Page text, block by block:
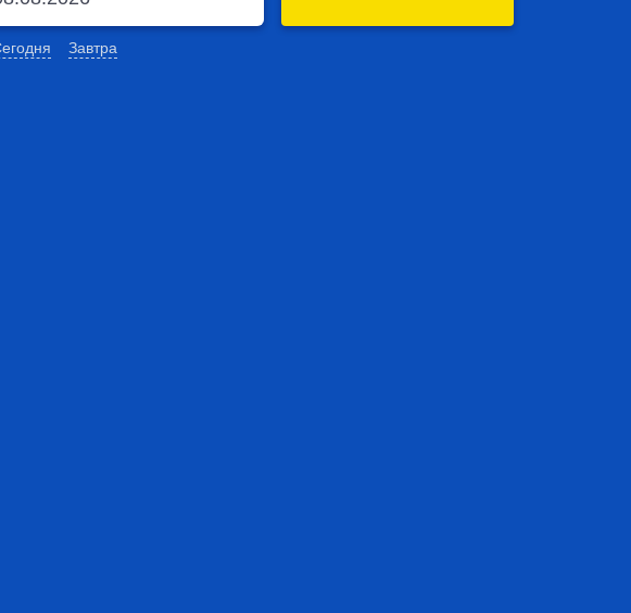
Завтра